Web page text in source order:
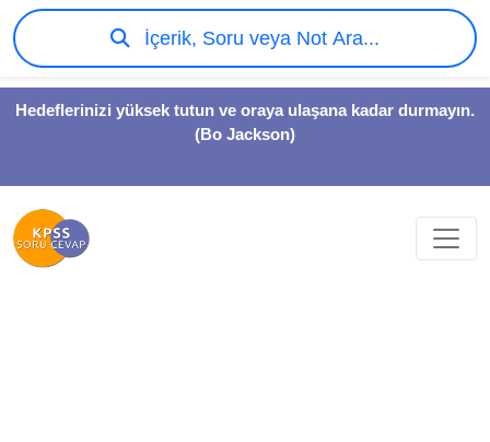
Hedeflerinizi yüksek tutun ve oraya ulaşana kadar durmayın.
(Bo Jackson)
İçerik, Soru veya Not Ara...